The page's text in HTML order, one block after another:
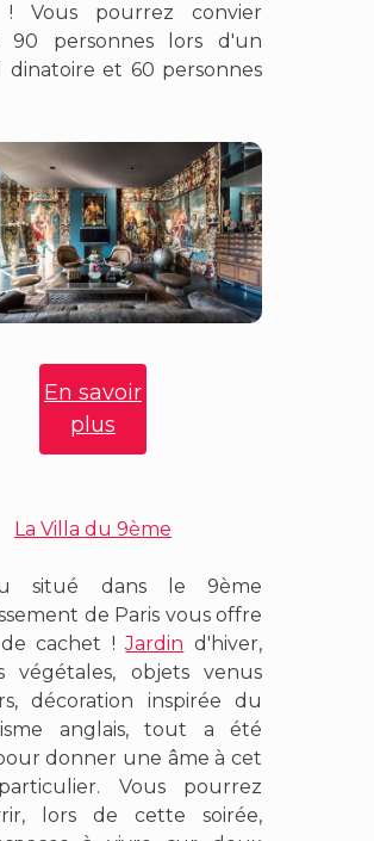
! Vous pourrez convier
90 personnes lors d'un
dinatoire et 60 personnes
En savoir
plus
La Villa du 9ème
situé dans le 9ème
de Paris vous offre
de cachet !Jardin d'hiver,
végétales, objets venus
décoration inspirée du
anglais, tout a été
donner une âme à cet
Vous pourrez
lors de cette soirée,